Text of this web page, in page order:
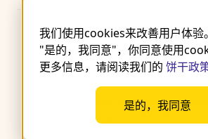
我们使用cookies来改善用户体验
"是的，我同意"，你同意使用
更多信息，请阅读我们的 饼干政
是的，我同意
使用条款 隐私政策 饼干 退款和取消政
版权声明 © 2021 – 2026. Wergames OÜ. 保留所
Tallinn, Kesklinna linnaosa, Endla tn 4,